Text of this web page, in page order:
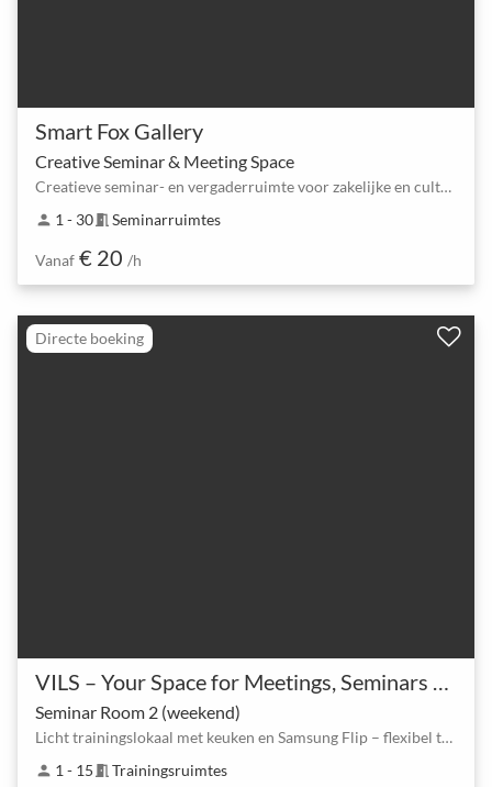
Smart Fox Gallery
Creative Seminar & Meeting Space
Creatieve seminar- en vergaderruimte voor zakelijke en culturele evenementen
person 1 - 30meeting_room Seminarruimtes
Vanaf € 20 /h
Directe boeking
Seminar Room 2 (weekend)
Licht trainingslokaal met keuken en Samsung Flip – flexibel tot 15 personen
person 1 - 15 meeting_room Trainingsruimtes